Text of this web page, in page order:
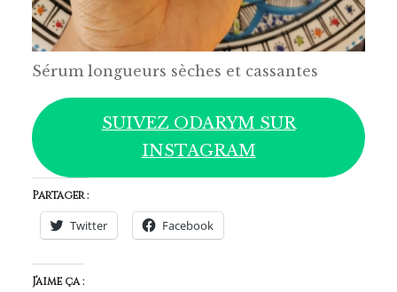
Sérum longueurs sèches et cassantes
SUIVEZ ODARYM SUR
INSTAGRAM
Partager :
Twitter Facebook
J’aime ça :